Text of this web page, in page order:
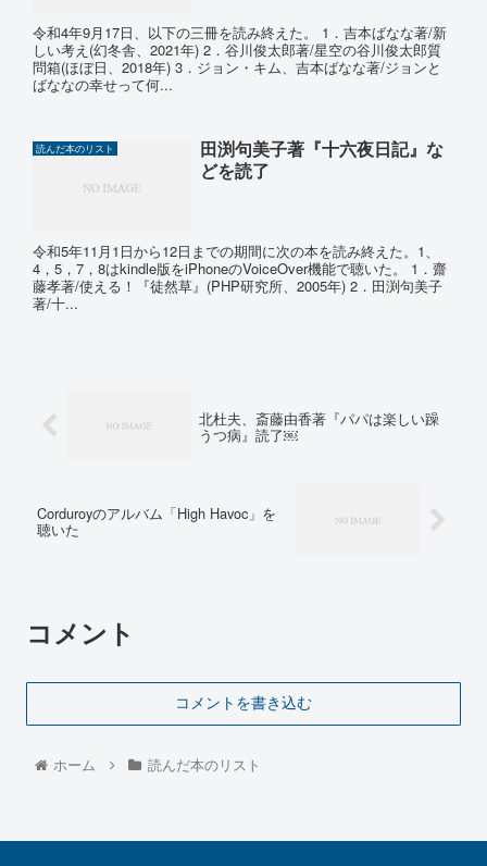
令和4年9月17日、以下の三冊を読み終えた。 1．吉本ばなな著/新
しい考え(幻冬舎、2021年) 2．谷川俊太郎著/星空の谷川俊太郎質
問箱(ほぼ日、2018年) 3．ジョン・キム、吉本ばなな著/ジョンと
ばななの幸せって何...
読んだ本のリスト
田渕句美子著『十六夜日記』な
どを読了
令和5年11月1日から12日までの期間に次の本を読み終えた。1、
4，5，7，8はkindle版をiPhoneのVoiceOver機能で聴いた。 1．齋
藤孝著/使える！『徒然草』(PHP研究所、2005年) 2．田渕句美子
著/十...
北杜夫、斎藤由香著『パパは楽しい躁
うつ病』読了￼
Corduroyのアルバム「High Havoc」を
聴いた
コメント
コメントを書き込む
ホーム 読んだ本のリスト